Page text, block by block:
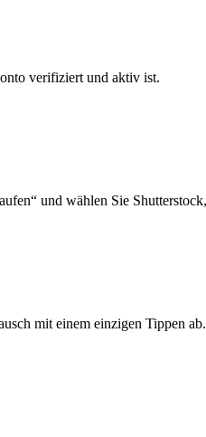
verifiziert und aktiv ist.
und wählen Sie
mit einem einzigen Tippen ab.